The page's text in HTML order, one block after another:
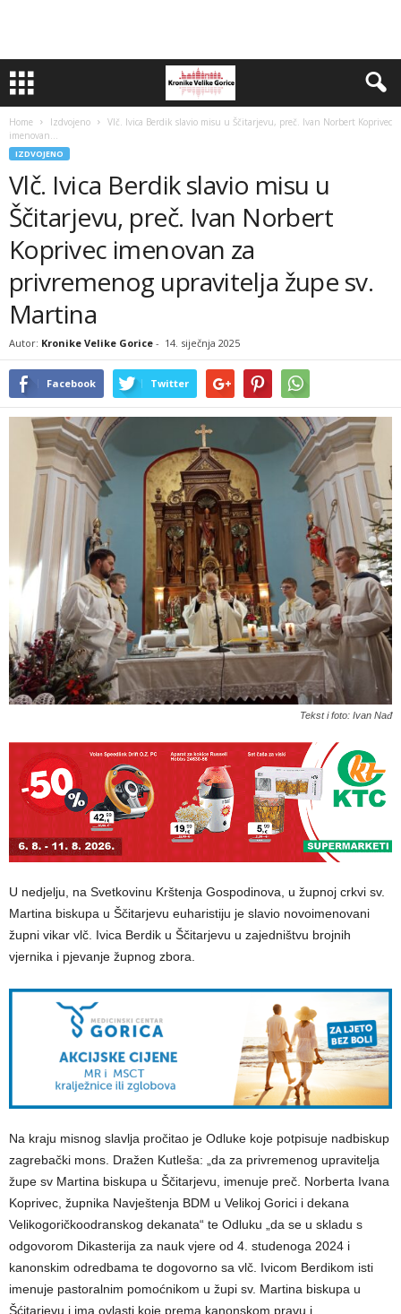
Home Izdvojeno
Vlč. Ivica Berdik slavio misu u Ščitarjevu, preč. Ivan Norbert Koprivec
imenovan...
IZDVOJENO
Vlč. Ivica Berdik slavio misu u
Ščitarjevu, preč. Ivan Norbert
Koprivec imenovan za
privremenog upravitelja župe sv.
Martina
Autor: Kronike Velike Gorice - 14. siječnja 2025
Facebook Twitter
Tekst i foto: Ivan Nađ
U nedjelju, na Svetkovinu Krštenja Gospodinova, u župnoj crkvi sv.
Martina biskupa u Ščitarjevu euharistiju je slavio novoimenovani
župni vikar vlč. Ivica Berdik u Ščitarjevu u zajedništvu brojnih
vjernika i pjevanje župnog zbora.
Na kraju misnog slavlja pročitao je Odluke koje potpisuje nadbiskup
zagrebački mons. Dražen Kutleša: „da za privremenog upravitelja
župe sv Martina biskupa u Ščitarjevu, imenuje preč. Norberta Ivana
Koprivec, župnika Navještenja BDM u Velikoj Gorici i dekana
Velikogoričkoodranskog dekanata“ te Odluku „da se u skladu s
odgovorom Dikasterija za nauk vjere od 4. studenoga 2024 i
kanonskim odredbama te dogovorno sa vlč. Ivicom Berdikom isti
imenuje pastoralnim pomoćnikom u župi sv. Martina biskupa u
Šćitarjevu i ima ovlasti koje prema kanonskom pravu i